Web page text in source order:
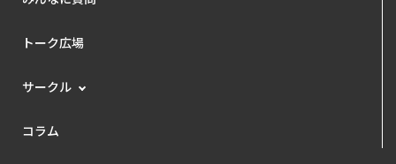
トーク広場
サークル
コラム